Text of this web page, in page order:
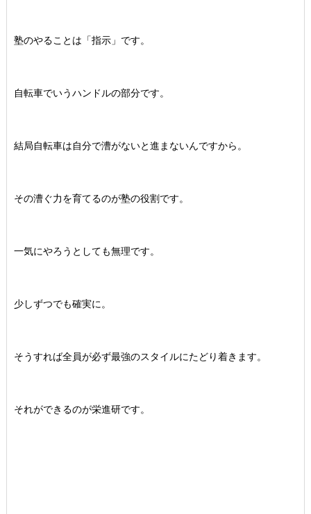
塾のやることは「指示」です。
自転車でいうハンドルの部分です。
結局自転車は自分で漕がないと進まないんですから。
その漕ぐ力を育てるのが塾の役割です。
一気にやろうとしても無理です。
少しずつでも確実に。
そうすれば全員が必ず最強のスタイルにたどり着きます。
それができるのが栄進研です。